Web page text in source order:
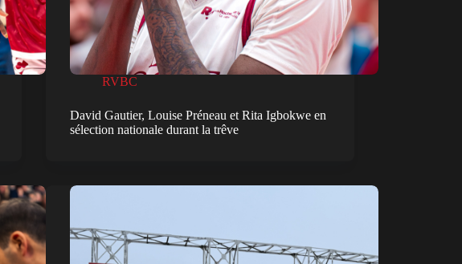
RVBC
David Gautier, Louise Préneau et Rita Igbokwe en
sélection nationale durant la trêve